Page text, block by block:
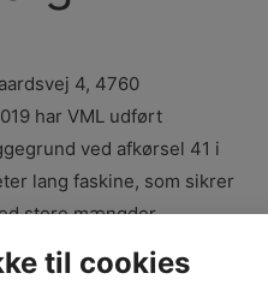
4, 4760
har VML udført
ved afkørsel 41 i
lang faskine, som sikrer
store mængder …
til cookies